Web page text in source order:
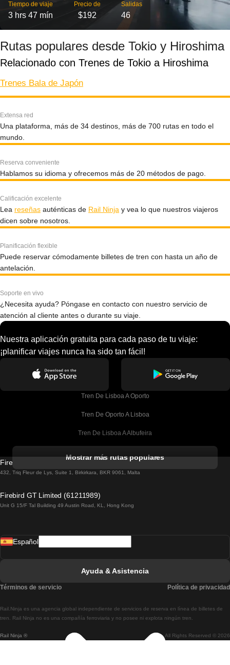
Tiempo de viaje
3 hrs 47 mín
Precio de
$192
Salidas
46
Rutas populares desde Tokio y Hiroshima
Relacionado con Trenes de Tokio a Hiroshima
Trenes Bala de Japón
Extensa red
Una plataforma, más de 34 destinos, más de 700 rutas en todo el
mundo.
Reserva conveniente
Hablamos su idioma y ofrecemos más de 20 métodos de pago.
Calificación excelente
Lea reseñas auténticas de Rail Ninja y vea lo que nuestros viajeros
dicen sobre nosotros.
Planificación flexible
Puede reservar cómodamente billetes de tren con hasta un año de
antelación.
Soporte en vivo
¿Necesita ayuda? Póngase en contacto con nuestro servicio de
atención al cliente antes o durante su viaje.
Nuestra aplicación gratuita para cada paso de tu viaje:
¡planificar viajes nunca ha sido tan fácil!
Tren De Lisboa A Oporto
Tren De Oporto A Lisboa
Tren De Lisboa A Albufeira
Tren De Lisboa A Lagos
Tren De Lisboa A Madrid
Tren De Lisboa A Braga
Tren De Braga A Lisboa
Mostrar más rutas populares
Firebird GT Limited (OC 1451)
432, Triq Fleur de Lys, Suite 1, Birkirkara, BKR 9061, Malta
Firebird GT Limited (61211989)
Unit G 15/F Tal Building 49 Austin Road, KL, Hong Kong
Rail Ninja ® All Rights Reserved © 2026
Rail.Ninja es una agencia global independiente de servicios de reserva en línea de billetes de
tren. Rail Ninja no es una compañía ferroviaria y no posee ni explota ningún tren.
Español
Ayuda & Asistencia
Términos de servicio Política de privacidad